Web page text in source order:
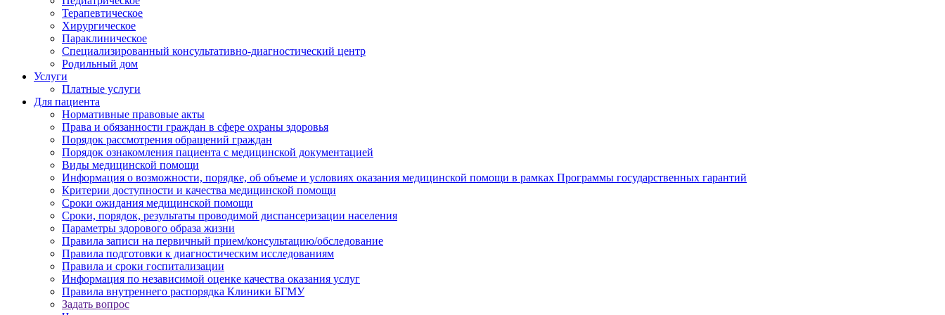
Терапевтическое
Хирургическое
Параклиническое
Специализированный консультативно-диагностический центр
Родильный дом
Услуги
Платные услуги
Для пациента
Нормативные правовые акты
Права и обязанности граждан в сфере охраны здоровья
Порядок рассмотрения обращений граждан
Порядок ознакомления пациента с медицинской документацией
Виды медицинской помощи
Информация о возможности, порядке, об объеме и условиях оказания медицинской помощи в рамках Программы государственных гарантий
Критерии доступности и качества медицинской помощи
Сроки ожидания медицинской помощи
Сроки, порядок, результаты проводимой диспансеризации населения
Параметры здорового образа жизни
Правила записи на первичный прием/консультацию/обследование
Правила подготовки к диагностическим исследованиям
Правила и сроки госпитализации
Информация по независимой оценке качества оказания услуг
Правила внутреннего распорядка Клиники БГМУ
Задать вопрос